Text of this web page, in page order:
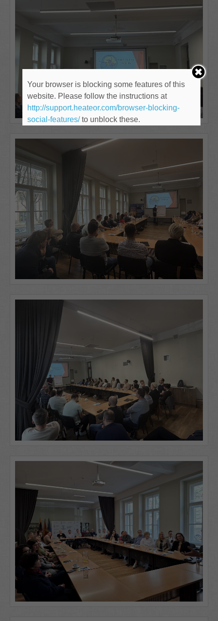
Your browser is blocking some features of this
website. Please follow the instructions at
http://support.heateor.com/browser-blocking-
social-features/to unblock these.